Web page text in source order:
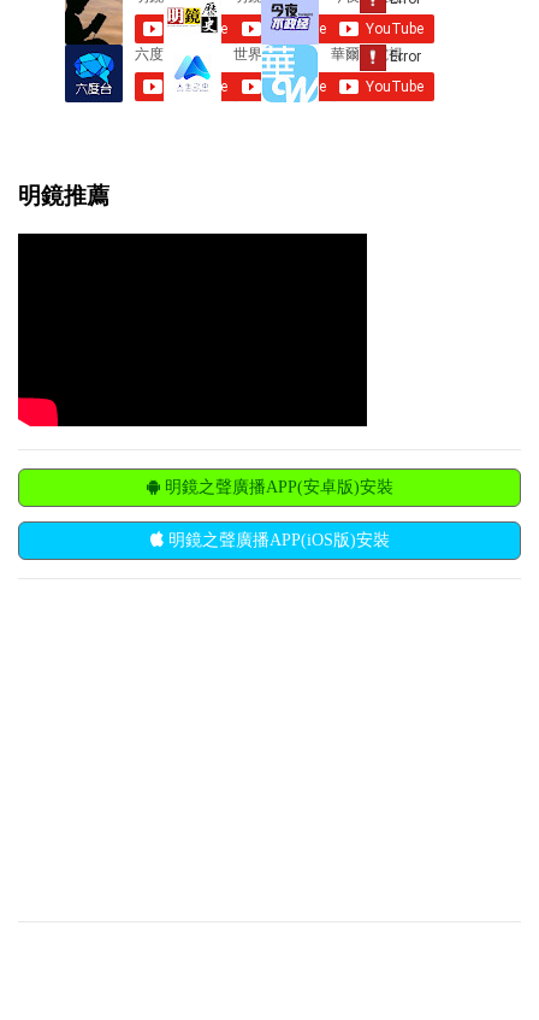
明鏡推薦
明鏡之聲廣播APP(安卓版)安裝
明鏡之聲廣播APP(iOS版)安裝